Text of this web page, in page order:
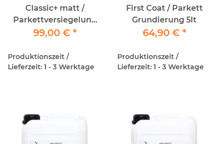
Classic+ matt /
Parkettversiegelung
5lt
99,00 € *
Produktionszeit /
Lieferzeit: 1 - 3 Werktage
First Coat / Parkett
Grundierung 5lt
64,90 € *
Produktionszeit /
Lieferzeit: 1 - 3 Werktage